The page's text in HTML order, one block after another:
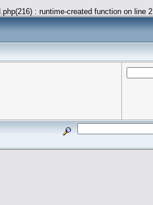
: runtime-created function on line 2